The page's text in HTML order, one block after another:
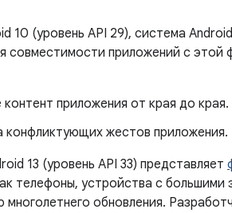
10 (уровень API 29), система
совместимости приложений с этой
приложения от края до края.
конфликтующих жестов приложения.
13 (уровень API 33) представляет
телефоны, устройства с
многолетнего обновления.